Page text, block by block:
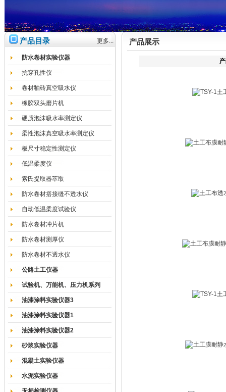
产品目录 更多...
防水卷材实验仪器
抗穿孔性仪
卷材釉砖真空吸水仪
橡胶双头磨片机
硬质泡沫吸水率测定仪
柔性泡沫真空吸水率测定仪
板尺寸稳定性测定仪
低温柔度仪
索氏提取器萃取
防水卷材搭接缝不透水仪
自动低温柔度试验仪
防水卷材冲片机
防水卷材测厚仪
防水卷材不透水仪
公路土工仪器
试验机、万能机、压力机系列
油漆涂料实验仪器3
油漆涂料实验仪器1
油漆涂料实验仪器2
砂浆实验仪器
混凝土实验仪器
水泥实验仪器
产品展示